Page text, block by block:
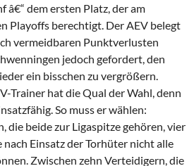
â€“ dem ersten Platz, der am
Playoffs berechtigt. Der AEV belegt
vermeidbaren Punktverlusten
jedoch gefordert, den
ein bisschen zu vergrößern.
Trainer hat die Qual der Wahl, denn
So muss er wählen:
die beide zur Ligaspitze gehören, vier
Einsatz der Torhüter nicht alle
Zwischen zehn Verteidigern, die